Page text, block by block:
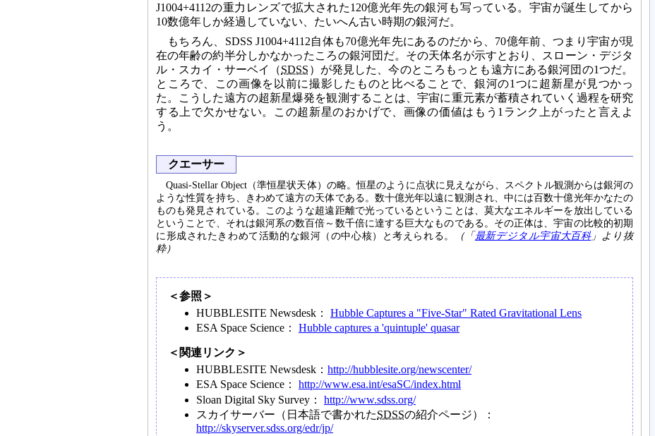
J1004+4112の重力レンズで拡大された120億光年先の銀河も写っている。宇宙が誕生してから
10数億年しか経過していない、たいへん古い時期の銀河だ。
もちろん、SDSS J1004+4112自体も70億光年先にあるのだから、70億年前、つまり宇宙が現
在の年齢の約半分しかなかったころの銀河団だ。その天体名が示すとおり、スローン・デジタ
ル・スカイ・サーベイ（SDSS ）が発見した、今のところもっとも遠方にある銀河団の1つだ。
ところで、この画像を以前に撮影したものと比べることで、銀河の1つに超新星が見つかっ
た。こうした遠方の超新星爆発を観測することは、宇宙に重元素が蓄積されていく過程を研究
する上で欠かせない。この超新星のおかげで、画像の価値はもう1ランク上がったと言えよ
う。
クエーサー
Quasi-Stellar Object（準恒星状天体）の略。恒星のように点状に見えながら、スペクトル観測からは銀河の
ような性質を持ち、きわめて遠方の天体である。数十億光年以遠に観測され、中には百数十億光年かなたの
ものも発見されている。このような超遠距離で光っているということは、莫大なエネルギーを放出している
ということで、それは銀河系の数百倍～数千倍に達する巨大なものである。その正体は、宇宙の比較的初期
に形成されたきわめて活動的な銀河（の中心核）と考えられる。
（「 最新デジタル宇宙大百科」より抜
粋）
＜参照＞
HUBBLESITE Newsdesk： Hubble Captures a "Five-Star" Rated Gravitational Lens
ESA Space Science： Hubble captures a 'quintuple' quasar
＜関連リンク＞
HUBBLESITE Newsdesk： http://hubblesite.org/newscenter/
ESA Space Science： http://www.esa.int/esaSC/index.html
Sloan Digital Sky Survey： http://www.sdss.org/
スカイサーバー（日本語で書かれたSDSSの紹介ページ）：
http://skyserver.sdss.org/edr/jp/